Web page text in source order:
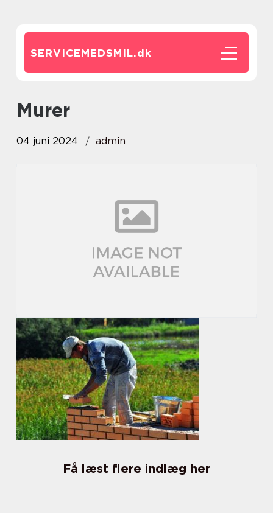
SERVICEMEDSMIL.dk
Murer
04 juni 2024 admin
Få læst flere indlæg her